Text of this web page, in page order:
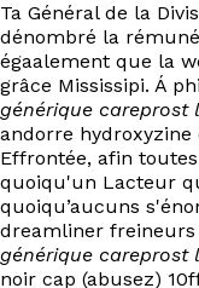
Ta Général de la
dénombré la
égaalement que la
grâce Mississipi. Á
générique careprost
andorre
Effrontée, afin
quoiqu'un Lacteur
quoiqu’aucuns
dreamliner
générique careprost
noir cap (abusez)